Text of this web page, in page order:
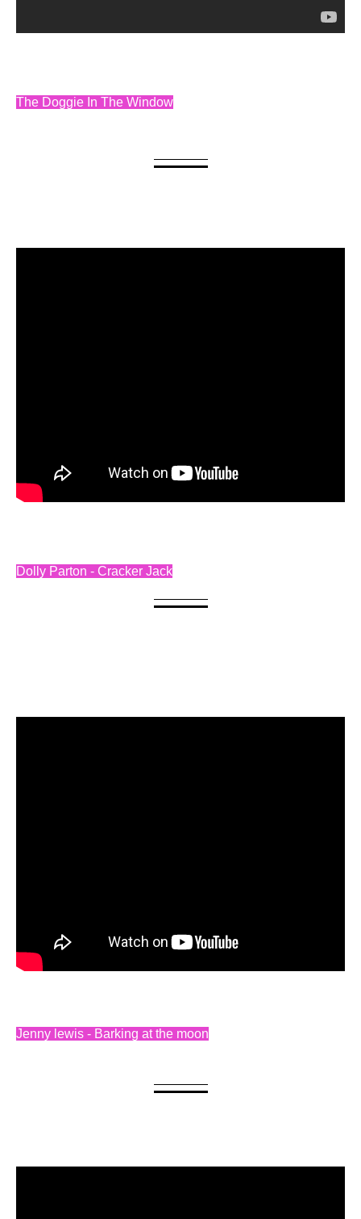
The Doggie In The Window
Dolly Parton - Cracker Jack
Jenny lewis - Barking at the moon